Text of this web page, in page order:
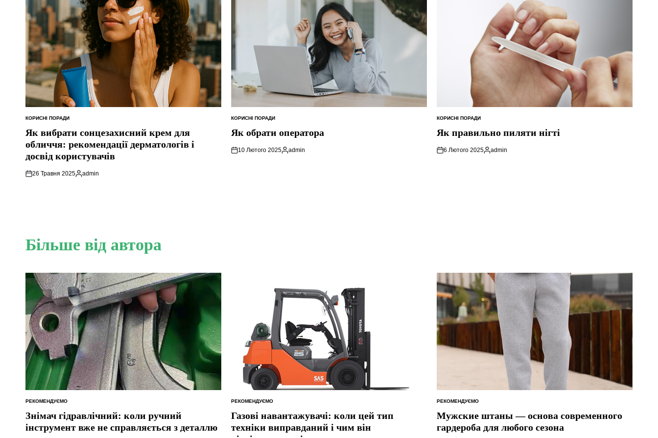
ОПУБЛІКУВАТИ
КОРИСНІ ПОРАДИ
Як вибрати сонцезахисний крем для
обличчя: рекомендації дерматологів і
досвід користувачів
26 Травня 2025
Опубліковано
admin
ОПУБЛІКУВАТИ
КОРИСНІ ПОРАДИ
Як обрати оператора
10 Лютого 2025
Опубліковано
admin
ОПУБЛІКУВАТИ
КОРИСНІ ПОРАДИ
Як правильно пиляти нігті
6 Лютого 2025
Опубліковано
admin
Більше від автора
ОПУБЛІКУВАТИ
РЕКОМЕНДУЄМО
Знімач гідравлічний: коли ручний
інструмент вже не справляється з деталлю
ОПУБЛІКУВАТИ
РЕКОМЕНДУЄМО
Газові навантажувачі: коли цей тип
техніки виправданий і чим він
ОПУБЛІКУВАТИ
РЕКОМЕНДУЄМО
Мужские штаны — основа современного
гардероба для любого сезона